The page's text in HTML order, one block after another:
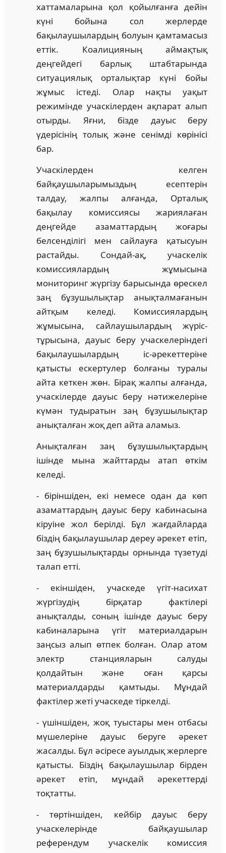
хаттамаларына қол қойылғанға дейін
күні бойына сол жерлерде
бақылаушылардың болуын қамтамасыз
еттік. Коалицияның аймақтық
деңгейдегі барлық штабтарында
ситуациялық орталықтар күні бойы
жұмыс істеді. Олар нақты уақыт
режимінде учаскілерден ақпарат алып
отырды. Яғни, бізде дауыс беру
үдерісінің толық және сенімді көрінісі
бар.
Учаскілерден келген
байқаушыларымыздың есептерін
талдау, жалпы алғанда, Орталық
бақылау комиссиясы жариялаған
деңгейде азаматтардың жоғары
белсенділігі мен сайлауға қатысуын
растайды. Сондай-ақ, учаскелік
комиссиялардың жұмысына
мониторинг жүргізу барысында өрескел
заң бұзушылықтар анықталмағанын
айтқым келеді. Комиссиялардың
жұмысына, сайлаушылардың жүріс-
тұрысына, дауыс беру учаскелеріндегі
бақылаушылардың іс-әрекеттеріне
қатысты ескертулер болғаны туралы
айта кеткен жөн. Бірақ жалпы алғанда,
учаскілерде дауыс беру нәтижелеріне
күмән тудыратын заң бұзушылықтар
анықталған жоқ деп айта аламыз.
Анықталған заң бұзушылықтардың
ішінде мына жайттарды атап өткім
келеді.
- біріншіден, екі немесе одан да көп
азаматтардың дауыс беру кабинасына
кіруіне жол берілді. Бұл жағдайларда
біздің бақылаушылар дереу әрекет етіп,
заң бұзушылықтарды орнында түзетуді
талап етті.
- екіншіден, учаскеде үгіт-насихат
жүргізудің бірқатар фактілері
анықталды, соның ішінде дауыс беру
кабиналарына үгіт материалдарын
заңсыз алып өтпек болған. Олар атом
электр станцияларын салуды
қолдайтын және оған қарсы
материалдарды қамтыды. Мұндай
фактілер жеті учаскеде тіркелді.
- үшіншіден, жоқ туыстары мен отбасы
мүшелеріне дауыс беруге әрекет
жасалды. Бұл әсіресе ауылдық жерлерге
қатысты. Біздің бақылаушылар бірден
әрекет етіп, мұндай әрекеттерді
тоқтатты.
- төртіншіден, кейбір дауыс беру
учаскелерінде байқаушылар
референдум учаскелік комиссия